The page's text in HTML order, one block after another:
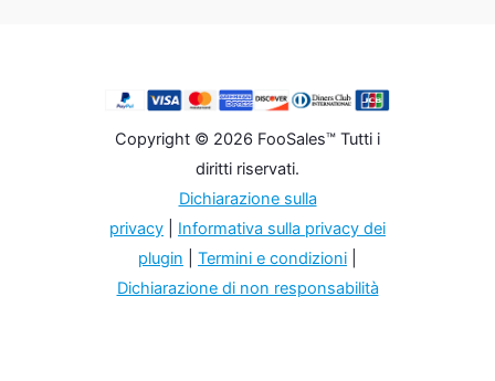
Copyright © 2026 FooSales™ Tutti i
diritti riservati.
Dichiarazione sulla
privacy
Informativa sulla privacy dei
plugin
Termini e condizioni
Dichiarazione di non responsabilità